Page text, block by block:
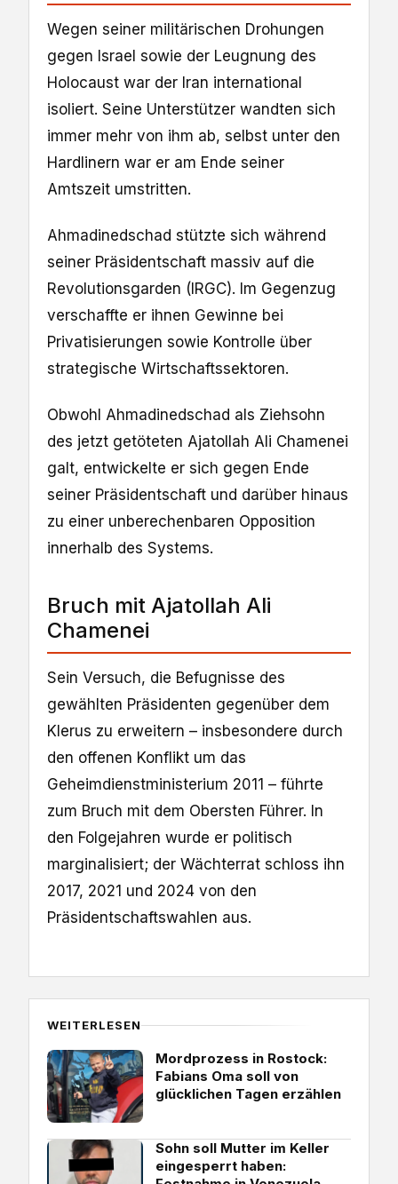
Wegen seiner militärischen Drohungen
gegen Israel sowie der Leugnung des
Holocaust war der Iran international
isoliert. Seine Unterstützer wandten sich
immer mehr von ihm ab, selbst unter den
Hardlinern war er am Ende seiner
Amtszeit umstritten.
Ahmadinedschad stützte sich während
seiner Präsidentschaft massiv auf die
Revolutionsgarden (IRGC). Im Gegenzug
verschaffte er ihnen Gewinne bei
Privatisierungen sowie Kontrolle über
strategische Wirtschaftssektoren.
Obwohl Ahmadinedschad als Ziehsohn
des jetzt getöteten Ajatollah Ali Chamenei
galt, entwickelte er sich gegen Ende
seiner Präsidentschaft und darüber hinaus
zu einer unberechenbaren Opposition
innerhalb des Systems.
Bruch mit Ajatollah Ali
Chamenei
Sein Versuch, die Befugnisse des
gewählten Präsidenten gegenüber dem
Klerus zu erweitern – insbesondere durch
den offenen Konflikt um das
Geheimdienstministerium 2011 – führte
zum Bruch mit dem Obersten Führer. In
den Folgejahren wurde er politisch
marginalisiert; der Wächterrat schloss ihn
2017, 2021 und 2024 von den
Präsidentschaftswahlen aus.
WEITERLESEN
Mordprozess in Rostock:
Fabians Oma soll von
glücklichen Tagen erzählen
Sohn soll Mutter im Keller
eingesperrt haben: